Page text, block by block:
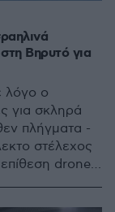
Βηρυτό για
λόγο ο
για σκληρά
πλήγματα -
στέλεχος
drones